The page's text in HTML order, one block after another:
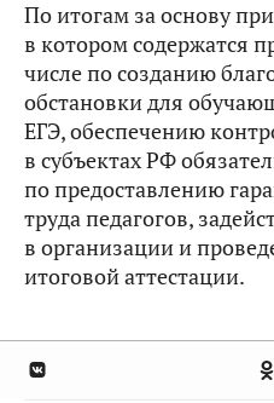
По итогам за основу
в котором содержатся
числе по созданию
обстановки для
ЕГЭ, обеспечению
в субъектах РФ
по предоставлению
труда педагогов,
в организации и
итоговой аттестации.